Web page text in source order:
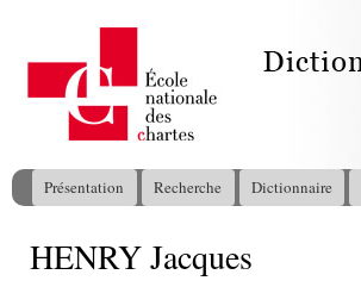
Menu principal
Présentation Recherche Dictionnaire
Vous êtes ici
HENRY Jacques